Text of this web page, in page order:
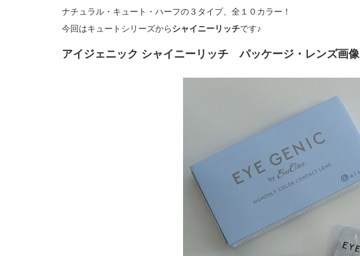
ナチュラル・キュート・ハーフの３タイプ、全１０カラー！
今回はキュートシリーズからシャイニーリッチです♪
アイジェニック シャイニーリッチ パッケージ・レンズ画像